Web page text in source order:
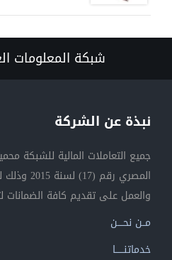
شبكة المعلومات
نبذة عن الشركة
جميع التعاملات المالية للشبكة
المصري
والعمل على تقديم كافة الضمانات
مــن نحــــن
خدماتنــــــا